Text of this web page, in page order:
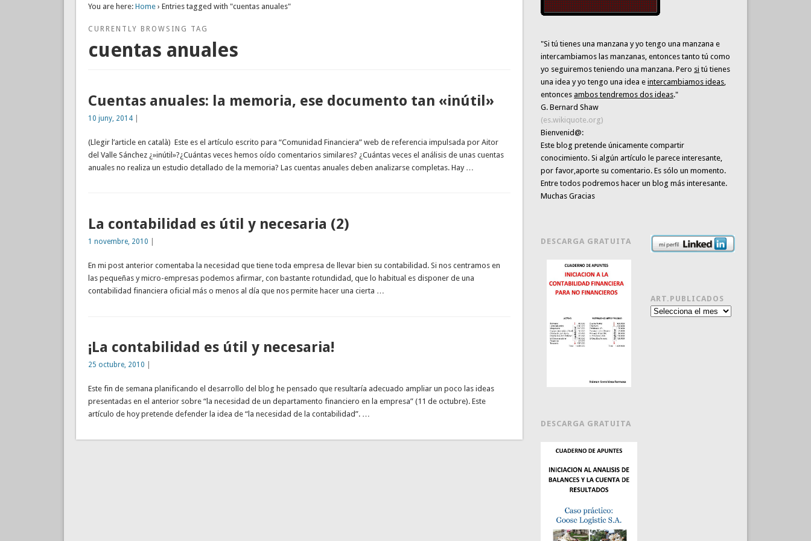
You are here: Home› Entries tagged with "cuentas anuales"
CURRENTLY BROWSING TAG
cuentas anuales
Cuentas anuales: la memoria, ese documento tan «inútil»
10 juny, 2014|
(Llegir l’article en català) Este es el artículo escrito para “Comunidad Financiera” web de referencia impulsada por Aitor
del Valle Sánchez ¿»inútil»?¿Cuántas veces hemos oído comentarios similares? ¿Cuántas veces el análisis de unas cuentas
anuales no realiza un estudio detallado de la memoria? Las cuentas anuales deben analizarse completas. Hay …
La contabilidad es útil y necesaria (2)
1 novembre, 2010
En mi post anterior comentaba la necesidad que tiene toda empresa de llevar bien su contabilidad. Si nos centramos en
las pequeñas y micro-empresas podemos afirmar, con bastante rotundidad, que lo habitual es disponer de una
contabilidad financiera oficial más o menos al día que nos permite hacer una cierta …
¡La contabilidad es útil y necesaria!
25 octubre, 2010
Este fin de semana planificando el desarrollo del blog he pensado que resultaría adecuado ampliar un poco las ideas
presentadas en el anterior sobre “la necesidad de un departamento financiero en la empresa” (11 de octubre). Este
artículo de hoy pretende defender la idea de “la necesidad de la contabilidad”. …
"Si tú tienes una manzana y yo tengo una manzana e
intercambiamos las manzanas, entonces tanto tú como
yo seguiremos teniendo una manzana. Pero si tú tienes
una idea y yo tengo una idea eintercambiamos ideas,
entoncesambos tendremos dos ideas."
G. Bernard Shaw
(es.wikiquote.org)
Bienvenid@:
Este blog pretende únicamentecompartir
conocimiento. Si algún artículo le parece interesante,
por favor,aporte su comentario. Es sólo un momento.
Entre todos podremos hacer un blog más interesante.
Muchas Gracias
DESCARGA GRATUITA
DESCARGA GRATUITA
ART.PUBLICADOS
Art.publicados